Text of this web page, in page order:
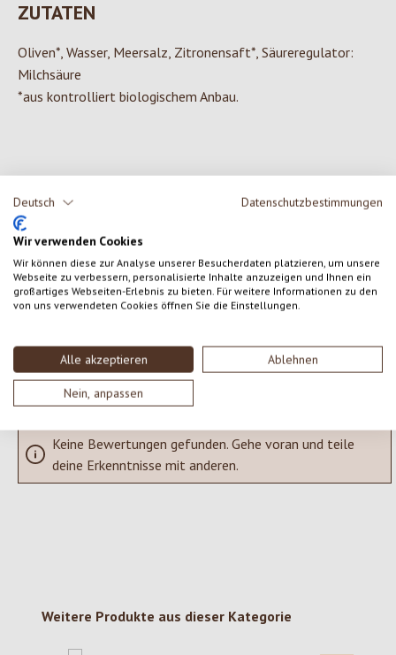
Deutsch Datenschutzbestimmungen
Wir verwenden Cookies
Wir können diese zur Analyse unserer Besucherdaten platzieren, um unsere
Webseite zu verbessern, personalisierte Inhalte anzuzeigen und Ihnen ein
großartiges Webseiten-Erlebnis zu bieten. Für weitere Informationen zu den
von uns verwendeten Cookies öffnen Sie die Einstellungen.
Alle akzeptieren Ablehnen
Nein, anpassen
ZUTATEN
Oliven*, Wasser, Meersalz, Zitronensaft*, Säureregulator:
Milchsäure
*aus kontrolliert biologischem Anbau.
Durchschnittliche Bewertung von 0 von 5 Sternen
Gib eine Bewertung ab!
Teile deine Erfahrungen mit dem Produkt mit anderen Kunden.
Bewertungen nur in der aktuellen Sprache anzeigen.
Keine Bewertungen gefunden. Gehe voran und teile
deine Erkenntnisse mit anderen.
Produktgalerie überspringen
Weitere Produkte aus dieser Kategorie